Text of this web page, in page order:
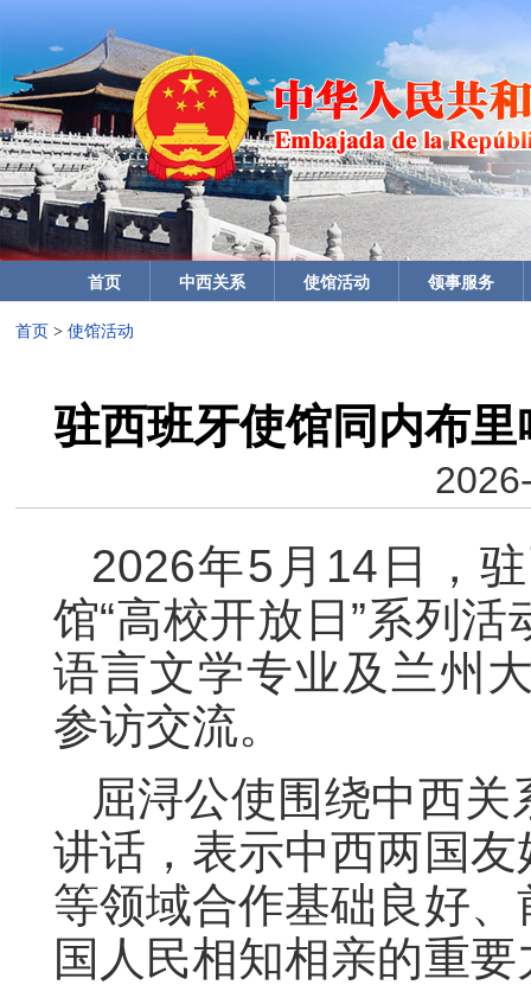
首页 中西关系 使馆活动 领事服务
首页 > 使馆活动
驻西班牙使馆同内布
2026年5月14日，
馆“高校开放日”系列
语言文学专业及兰州
参访交流。
屈浔公使围绕中西
讲话，表示中西两国
等领域合作基础良好
国人民相知相亲的重